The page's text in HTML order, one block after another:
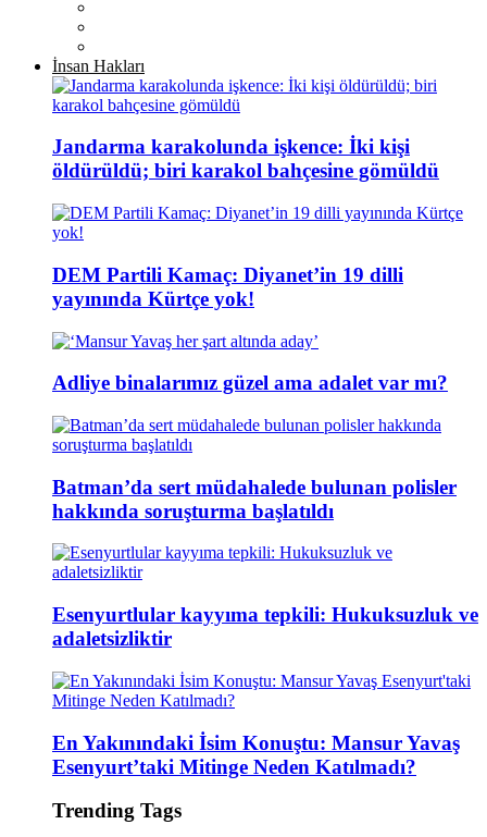
İnsan Hakları
Jandarma karakolunda işkence: İki kişi
öldürüldü; biri karakol bahçesine gömüldü
DEM Partili Kamaç: Diyanet’in 19 dilli
yayınında Kürtçe yok!
Adliye binalarımız güzel ama adalet var mı?
Batman’da sert müdahalede bulunan polisler
hakkında soruşturma başlatıldı
Esenyurtlular kayyıma tepkili: Hukuksuzluk ve
adaletsizliktir
En Yakınındaki İsim Konuştu: Mansur Yavaş
Esenyurt’taki Mitinge Neden Katılmadı?
Trending Tags